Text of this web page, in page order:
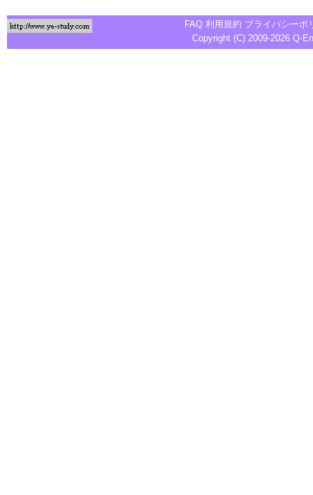
FAQ 利用規約 プライバシーポ
Copyright (C) 2009-2026 Q-